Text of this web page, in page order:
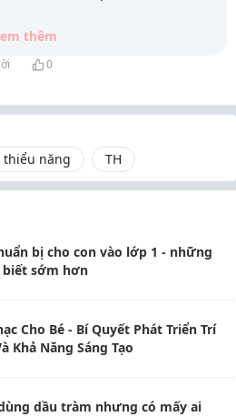
thêm
0
thiểu năng TH
bị cho con vào lớp 1 - những
sớm hơn
Cho Bé - Bí Quyết Phát Triển Trí
Khả Năng Sáng Tạo
dầu tràm nhưng có mấy ai